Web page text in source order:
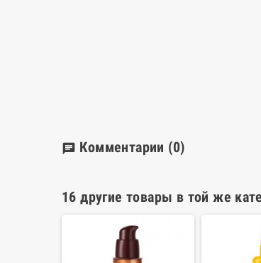
chat Комментарии (0)
16 другие товары в той же